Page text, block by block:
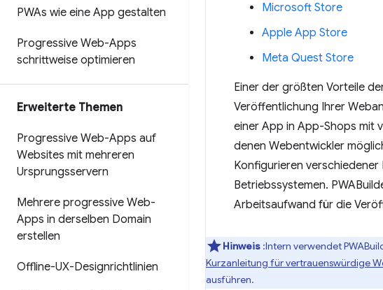
PWAs wie eine App gestalten
Progressive Web-Apps
schrittweise optimieren
Erweiterte Themen
Progressive Web-Apps auf
Websites mit mehreren
Ursprungsservern
Mehrere progressive Web-
Apps in derselben Domain
erstellen
Offline-UX-Designrichtlinien
Microsoft Store
Apple App Store
Meta Quest Store
Einer der größten Vorteile
Veröffentlichung Ihrer
einer App in App-Shops mit
denen Webentwickler
Konfigurieren
Betriebssystemen.
Arbeitsaufwand für die
Hinweis :Intern verwendet
Kurzanleitung für vertrauenswürdige
ausführen.